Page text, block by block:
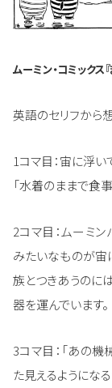
ムーミン・コミックス
英語のセリフか
1コマ目：宙に浮
「水着のままで食
2コマ目：ムーミ
みたいなものが宙
族とつきあうのに
器を運んでいます。
3コマ目：「あの
た見えるようになる